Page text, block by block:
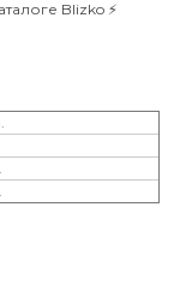
Blizko ⚡️